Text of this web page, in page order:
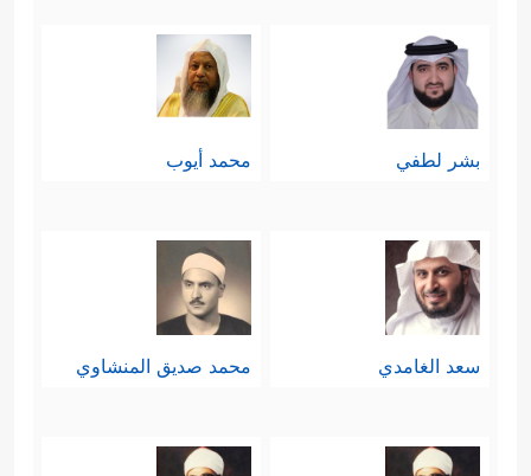
بشر لطفي محمد أيوب
سعد الغامدي محمد صديق المنشاوي